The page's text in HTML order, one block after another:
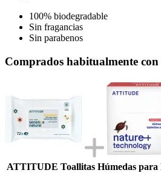
100% biodegradable
Sin fragancias
Sin parabenos
Comprados habitualmente
ATTITUDE Toallitas Húmedas para